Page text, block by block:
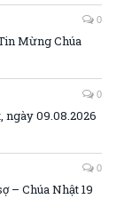
0
Mừng Chúa
0
ngày 09.08.2026
0
– Chúa Nhật 19